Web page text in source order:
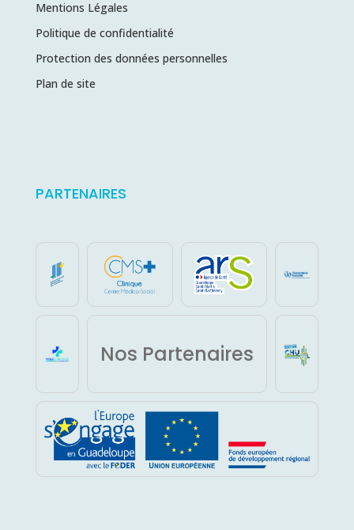
Mentions Légales
Politique de confidentialité
Protection des données personnelles
Plan de site
PARTENAIRES
Nos Partenaires